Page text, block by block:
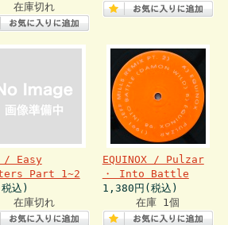
在庫切れ
/ Easy
Part 1~2
込)
在庫切れ
EQUINOX / Pulzar
・ Into Battle
1,380円(税込)
在庫 1個